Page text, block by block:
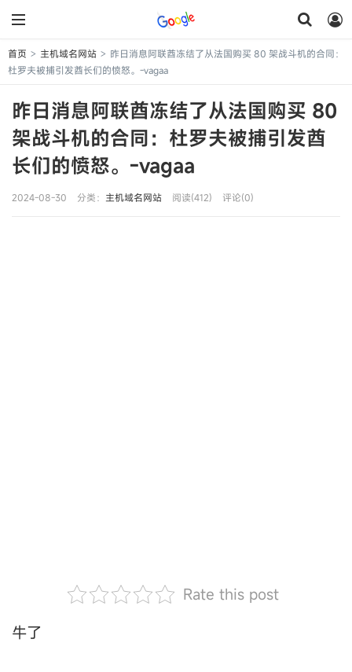
首页 > 主机域名网站 > 昨日消息阿联酋冻结了从法国购买 80 架战斗机的合同：
杜罗夫被捕引发酋长们的愤怒。-vagaa
昨日消息阿联酋冻结了从法国购买 80
架战斗机的合同：杜罗夫被捕引发酋
长们的愤怒。-vagaa
2024-08-30 分类： 主机域名网站 阅读(412) 评论(0)
Rate this post
牛了